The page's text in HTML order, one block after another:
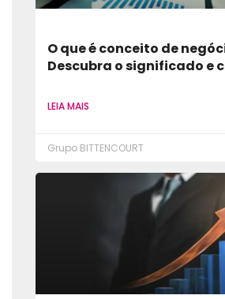
O que é conceito de
Descubra o significado e
LEIA MAIS
Grupo BITTENCOURT